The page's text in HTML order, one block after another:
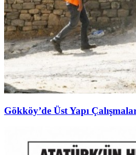
Gökköy’de Üst Yapı